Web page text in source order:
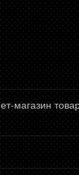
магазин